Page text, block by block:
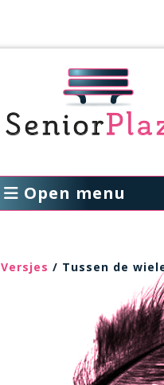
Open menu
Versjes / Tussen de